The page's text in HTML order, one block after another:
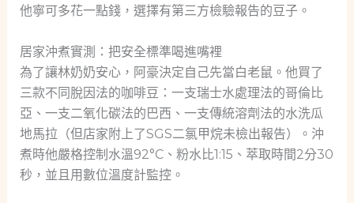
他寧可多花一點錢，選擇有第三方檢驗報告的豆子。
居家沖煮實測：把安全標準喝進嘴裡
為了讓林奶奶安心，阿豪決定自己先當白老鼠。他買了
三款不同脫因法的咖啡豆：一支瑞士水處理法的哥倫比
亞、一支二氧化碳法的巴西、一支傳統溶劑法的水洗瓜
地馬拉（但店家附上了SGS二氯甲烷未檢出報告）。沖
煮時他嚴格控制水溫92°C、粉水比1:15、萃取時間2分30
秒，並且用數位溫度計監控。